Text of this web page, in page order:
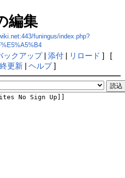
編集
funingus/index.php?
ックアップ| 添付| リロード ] [
更新| ヘルプ]